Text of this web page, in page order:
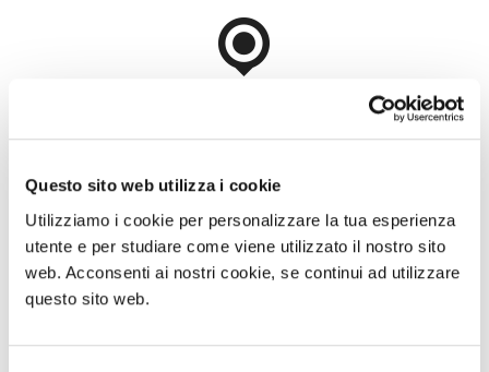
Questo sito web utilizza i cookie
Utilizziamo i cookie per personalizzare la tua esperienza
utente e per studiare come viene utilizzato il nostro sito
web. Acconsenti ai nostri cookie, se continui ad utilizzare
questo sito web.